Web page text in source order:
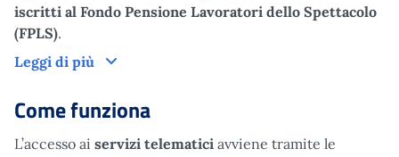
iscritti al Fondo Pensione Lavoratori dello Spettacolo
(FPLS).
Leggi di più
A chi è rivolto
Come funziona
L’accesso ai servizi telematici avviene tramite le